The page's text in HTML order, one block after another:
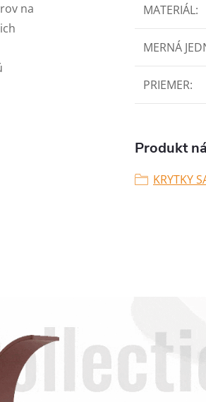
na
MATERIÁL:
MERNÁ
PRIEMER:
Produkt
KRYTKY